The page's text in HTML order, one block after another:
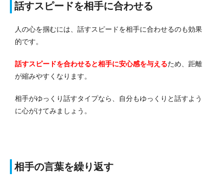
話すスピードを相手に合わせる
人の心を掴むには、話すスピードを相手に合わせるのも効果
的です。
話すスピードを合わせると相手に安心感を与えるため、距離
が縮みやすくなります。
相手がゆっくり話すタイプなら、自分もゆっくりと話すよう
に心がけてみましょう。
相手の言葉を繰り返す